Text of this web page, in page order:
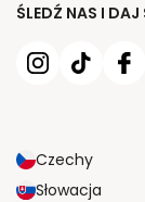
ŚLEDŹ NAS I
Czechy
Słowacja